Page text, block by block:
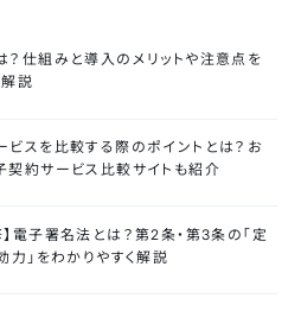
？仕組みと導入のメリットや注意点を
説
ビスを比較する際のポイントとは？お
契約サービス比較サイトも紹介
】電子署名法とは？第2条・第3条の「定
力」をわかりやすく解説